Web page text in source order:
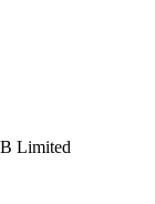
Limited